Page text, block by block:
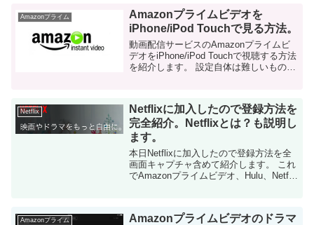
Amazonプライムミュー...
Amazonプライム
Amazonプライムビデオを
iPhone/iPod Touchで見る方法。
動画配信サービスのAmazonプライムビ
デオをiPhone/iPod Touchで視聴する方法
を紹介します。 設定自体は難しいもので
ビデオをiPhon...
Netflix
Netflixに加入したので登録方法を
完全紹介。Netflixとは？も説明し
ます。
本日Netflixに加入したので登録方法を全
画面キャプチャ含めて紹介します。 これ
でAmazonプライムビデオ、Hulu、Netflix
プライムビデオ...
Amazonプライム
Amazonプライムビデオのドラマ